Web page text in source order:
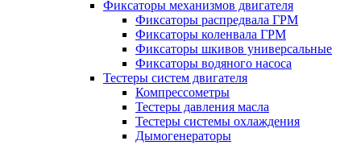
Фиксаторы механизмов двигателя
Фиксаторы распредвала ГРМ
Фиксаторы коленвала ГРМ
Фиксаторы шкивов универсальные
Фиксаторы водяного насоса
Тестеры систем двигателя
Компрессометры
Тестеры давления масла
Тестеры системы охлаждения
Дымогенераторы